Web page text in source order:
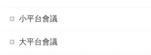
小平台會議
大平台會議